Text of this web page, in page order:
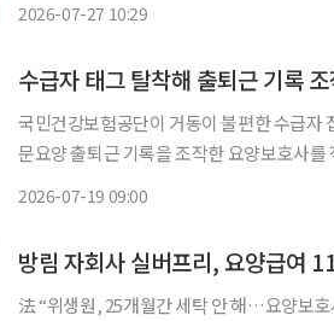
2026-07-27 10:29
국민건강보험공단이 거동이 불편한 수급자
문요양 출퇴근 기록을 조작한 요양보호사
2026-07-19 09:00
法 “위생원, 25개월간 세탁 안 해…요양보